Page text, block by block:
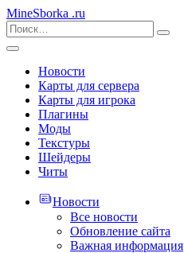
MineSborka .ru
Новости
Карты для сервера
Карты для игрока
Плагины
Моды
Текстуры
Шейдеры
Читы
Новости
Все новости
Обновление сайта
Важная информация